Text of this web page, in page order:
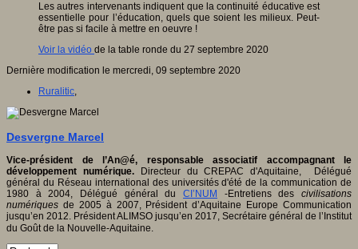
Les autres intervenants indiquent que la continuité éducative est
essentielle pour l’éducation, quels que soient les milieux. Peut-
être pas si facile à mettre en oeuvre !
Voir la vidéo de la table ronde du 27 septembre 2020
Dernière modification le mercredi, 09 septembre 2020
Ruralitic,
Desvergne Marcel
Vice-président de l’An@é, responsable associatif accompagnant le
développement numérique.Directeur du CREPAC d'Aquitaine, Délégué
général du Réseau international des universités d'été de la communication de
1980 à 2004, Délégué général du CI’NUM -Entretiens des civilisations
numériques de 2005 à 2007, Président d’Aquitaine Europe Communication
jusqu’en 2012. Président ALIMSO jusqu’en 2017, Secrétaire général de l’Institut
du Goût de la Nouvelle-Aquitaine.